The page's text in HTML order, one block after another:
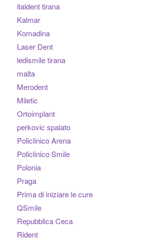
italdent tirana
Kalmar
Komadina
Laser Dent
ledismile tirana
malta
Merodent
Miletic
Ortoimplant
perkovic spalato
Policlinico Arena
Policlinico Smile
Polonia
Praga
Prima di iniziare le cure
QSmile
Repubblica Ceca
Rident